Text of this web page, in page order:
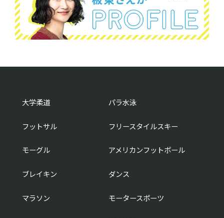
大学柔道 パラ水泳
フットサル フリースタイルスキー
モーグル アメリカンフットボール
ブレイキン ダンス
マラソン モータースポーツ